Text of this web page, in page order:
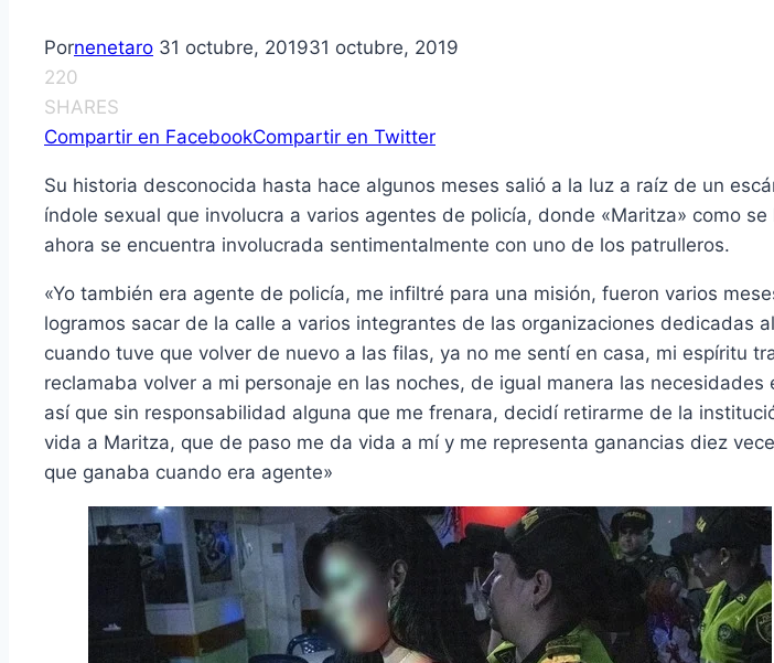
Pornenetaro 31 octubre, 201931 octubre, 2019
220
SHARES
Compartir en FacebookCompartir en Twitter
Su historia desconocida hasta hace algunos meses salió a la luz a raíz de un
índole sexual que involucra a varios agentes de policía, donde «Maritza» como se
ahora se encuentra involucrada sentimentalmente con uno de los patrulleros.
«Yo también era agente de policía, me infiltré para una misión, fueron varios
logramos sacar de la calle a varios integrantes de las organizaciones dedicadas
cuando tuve que volver de nuevo a las filas, ya no me sentí en casa, mi espíritu
reclamaba volver a mi personaje en las noches, de igual manera las necesidades
así que sin responsabilidad alguna que me frenara, decidí retirarme de la
vida a Maritza, que de paso me da vida a mí y me representa ganancias diez
que ganaba cuando era agente»